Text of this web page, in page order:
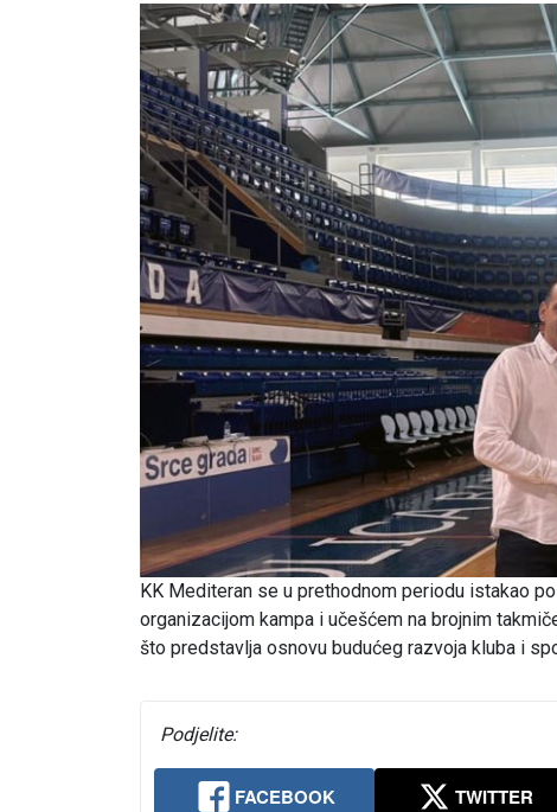
KK Mediteran se u prethodnom periodu istakao
organizacijom kampa i učešćem na brojnim
što predstavlja osnovu budućeg razvoja kluba i
Podjelite:
FACEBOOK TWITTER